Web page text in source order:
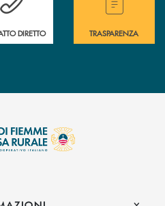
DIRETTO TRASPARENZA